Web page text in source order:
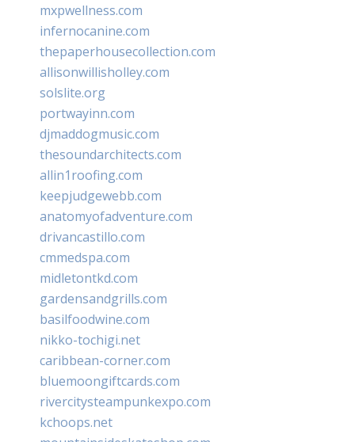
mxpwellness.com
infernocanine.com
thepaperhousecollection.com
allisonwillisholley.com
solslite.org
portwayinn.com
djmaddogmusic.com
thesoundarchitects.com
allin1roofing.com
keepjudgewebb.com
anatomyofadventure.com
drivancastillo.com
cmmedspa.com
midletontkd.com
gardensandgrills.com
basilfoodwine.com
nikko-tochigi.net
caribbean-corner.com
bluemoongiftcards.com
rivercitysteampunkexpo.com
kchoops.net